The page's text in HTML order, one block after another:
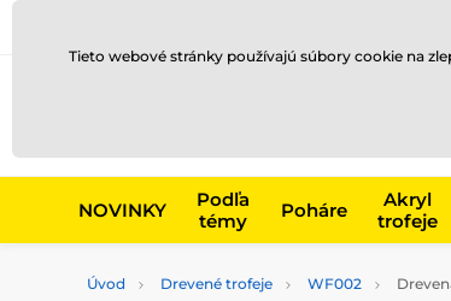
NOVINKY
Podľa
témy
Poháre
Akryl
trofeje
Úvod Drevené trofeje WF002
Tieto webové stránky používajú súbory cookie na